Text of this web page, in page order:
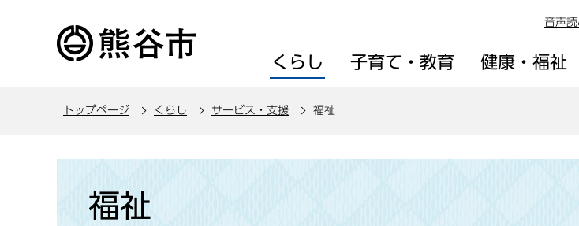
音声
くらし 子育て・教育 健康・福祉
トップページ くらし サービス・支援 福祉
福祉